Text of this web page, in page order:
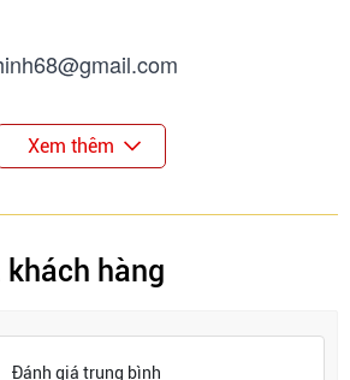
Xem thêm
khách hàng
Đánh giá trung bình